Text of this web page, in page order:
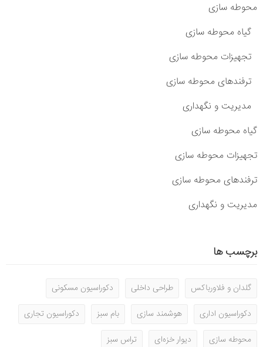
محوطه سازی
گیاه محوطه سازی
تجهیزات محوطه سازی
ترفندهای محوطه سازی
مدیریت و نگهداری
گیاه محوطه سازی
تجهیزات محوطه سازی
ترفندهای محوطه سازی
مدیریت و نگهداری
برچسب ها
گلدان و فلاورباکس طراحی داخلی
دکوراسیون مسکونی
دکوراسیون اداری
هوشمند سازی بام سبز
دکوراسیون تجاری
محوطه سازی
دیوار خزه‌ای تراس سبز